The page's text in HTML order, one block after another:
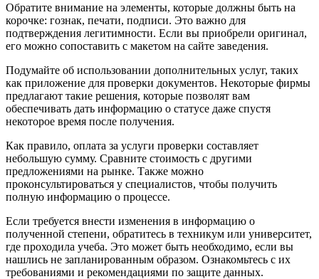
Обратите внимание на элементы, которые должны быть на
корочке: гознак, печати, подписи. Это важно для
подтверждения легитимности. Если вы приобрели оригинал,
его можно сопоставить с макетом на сайте заведения.
Подумайте об использовании дополнительных услуг, таких
как приложение для проверки документов. Некоторые фирмы
предлагают такие решения, которые позволят вам
обеспечивать дать информацию о статусе даже спустя
некоторое время после получения.
Как правило, оплата за услуги проверки составляет
небольшую сумму. Сравните стоимость с другими
предложениями на рынке. Также можно
проконсультироваться у специалистов, чтобы получить
полную информацию о процессе.
Если требуется внести изменения в информацию о
полученной степени, обратитесь в техникум или университет,
где проходила учеба. Это может быть необходимо, если вы
нашлись не запланированным образом. Ознакомьтесь с их
требованиями и рекомендациями по защите данных.